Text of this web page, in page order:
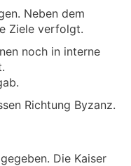
Neben dem
Ziele verfolgt.
noch in interne
Richtung Byzanz.
Die Kaiser